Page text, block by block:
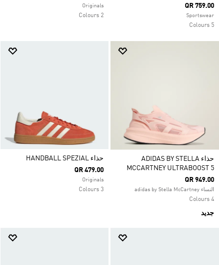
QR 759.00
Sportswear
5 Colours
Originals
2 Colours
حذاء ADIDAS BY STELLA
MCCARTNEY ULTRABOOST 5
QR 949.00
النساء adidas by Stella McCartney
4 Colours
جديد
حذاء HANDBALL SPEZIAL
QR 479.00
Originals
3 Colours